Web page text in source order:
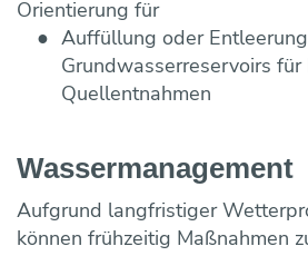
Orientierung für
Auffüllung oder
Grundwasserreservoirs für
Quellentnahmen
Wassermanagement
Aufgrund langfristiger
können frühzeitig Maßnahmen